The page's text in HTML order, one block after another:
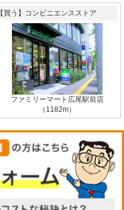
【買う】コンビニエンスストア
ファミリーマート広尾駅前店
（1182m）